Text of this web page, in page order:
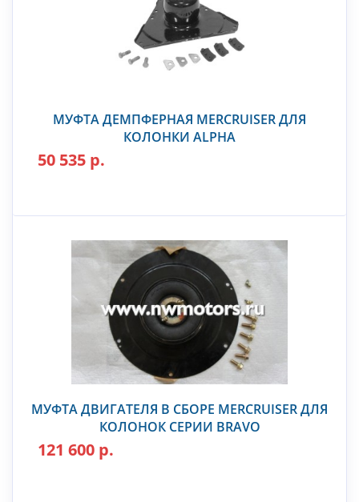
МУФТА ДЕМПФЕРНАЯ MERCRUISER ДЛЯ
КОЛОНКИ ALPHA
50 535 р.
МУФТА ДВИГАТЕЛЯ В СБОРЕ MERCRUISER ДЛЯ
КОЛОНОК СЕРИИ BRAVO
121 600 р.